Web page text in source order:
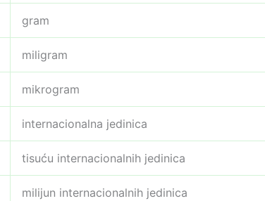
gram
miligram
mikrogram
internacionalna jedinica
tisuću internacionalnih jedinica
milijun internacionalnih jedinica